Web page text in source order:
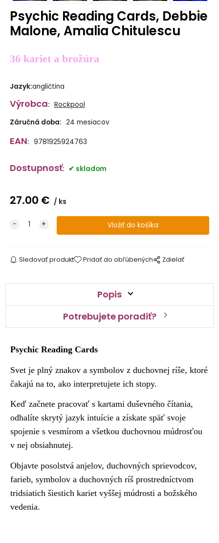
Psychic Reading Cards, Debbie
Malone, Amalia Chitulescu
36 kariet a brožúra
Jazyk:angličtina
Výrobca: Rockpool
Záručná doba: 24 mesiacov
EAN: 9781925924763
Dostupnosť: skladom
27.00 € ks
Sledovať produkt Pridať do obľúbených Zdielať
Popis
Potrebujete poradiť?
Psychic Reading Cards
Svet je plný znakov a symbolov z duchovnej ríše, ktoré
čakajú na to, ako interpretujete ich stopy.
Keď začnete pracovať s kartami duševného čítania,
odhalíte skrytý jazyk intuície a získate späť svoje
spojenie s vesmírom a všetkouduchovnou múdrosťou
v nej obsiahnutej.
Objavte posolstvá anjelov, duchovných sprievodcov,
farieb, symbolov a duchovných ríš prostredníctvom
tridsiatich šiestich kariet vyššej múdrosti a božského
vedenia.